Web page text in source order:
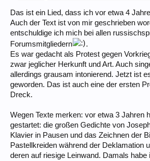
Das ist ein Lied, dass ich vor etwa 4
Auch der Text ist von mir geschrieben
entschuldige ich mich bei allen
Forumsmitgliedern
.
Es war gedacht als Protest gegen
zwar jeglicher Herkunft und Art. Auch
allerdings grausam intonierend. Jetzt ist
geworden. Das ist auch eine der ersten
Dreck.
Wegen Texte merken: vor etwa 3 Jahren
gestartet: die großen Gedichte von
Klavier in Pausen und das Zeichnen der
Pastellkreiden während der Deklamation
deren auf riesige Leinwand. Damals